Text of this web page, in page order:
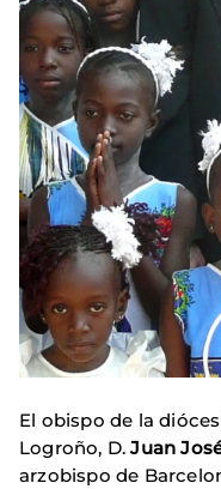
El obispo de la
Logroño, D.Juan
arzobispo de